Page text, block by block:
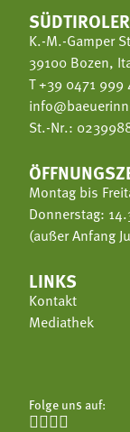
K.-M.-Gamper
39100 Bozen,
T+39 0471 999
St.-Nr.:
Montag bis
Donnerstag:
(außer Anfang
LINKS
Kontakt
Mediathek
Folge uns auf:
